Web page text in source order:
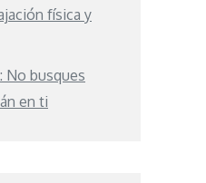
física y
No busques
en ti